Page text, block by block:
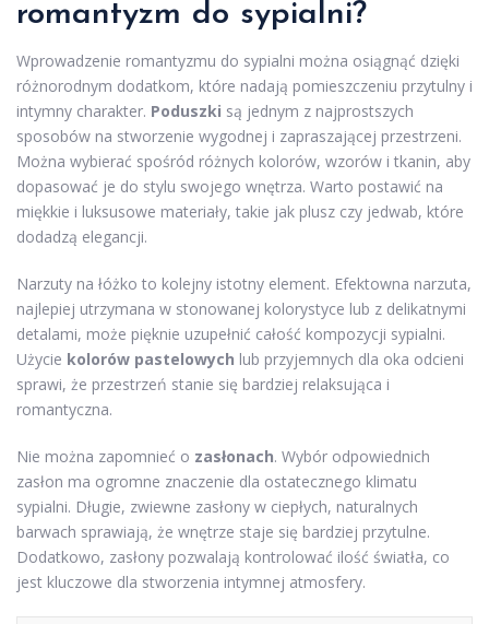
romantyzm do sypialni?
Wprowadzenie romantyzmu do sypialni można osiągnąć dzięki
różnorodnym dodatkom, które nadają pomieszczeniu przytulny i
intymny charakter. Poduszki są jednym z najprostszych
sposobów na stworzenie wygodnej i zapraszającej przestrzeni.
Można wybierać spośród różnych kolorów, wzorów i tkanin, aby
dopasować je do stylu swojego wnętrza. Warto postawić na
miękkie i luksusowe materiały, takie jak plusz czy jedwab, które
dodadzą elegancji.
Narzuty na łóżko to kolejny istotny element. Efektowna narzuta,
najlepiej utrzymana w stonowanej kolorystyce lub z delikatnymi
detalami, może pięknie uzupełnić całość kompozycji sypialni.
Użycie kolorów pastelowych lub przyjemnych dla oka odcieni
sprawi, że przestrzeń stanie się bardziej relaksująca i
romantyczna.
Nie można zapomnieć o zasłonach. Wybór odpowiednich
zasłon ma ogromne znaczenie dla ostatecznego klimatu
sypialni. Długie, zwiewne zasłony w ciepłych, naturalnych
barwach sprawiają, że wnętrze staje się bardziej przytulne.
Dodatkowo, zasłony pozwalają kontrolować ilość światła, co
jest kluczowe dla stworzenia intymnej atmosfery.